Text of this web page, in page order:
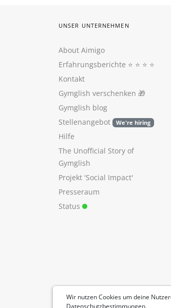
Wir nutzen Cookies um deine
Datenschutzbestimmungen.
UNSER UNTERNEHMEN
About Aimigo
Erfahrungsberichte ⭐️ ⭐️ ⭐️ ⭐️
Kontakt
Gymglish verschenken 🎁
Gymglish blog
Stellenangebot
We're hiring
Hilfe
The Unofficial Story of
Gymglish
Projekt 'Social Impact'
Presseraum
Status